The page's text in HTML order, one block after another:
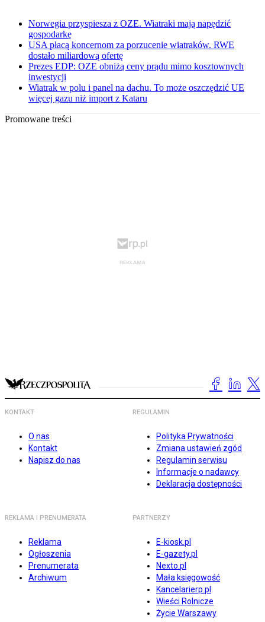
Norwegia przyspiesza z OZE. Wiatraki mają napędzić
gospodarkę
USA płacą koncernom za porzucenie wiatraków. RWE
dostało miliardową ofertę
Prezes EDP: OZE obniżą ceny prądu mimo kosztownych
inwestycji
Wiatrak w polu i panel na dachu. To może oszczędzić UE
więcej gazu niż import z Kataru
Promowane treści
KONTAKT
O nas
Kontakt
Napisz do nas
REGULAMIN
Polityka Prywatności
Zmiana ustawień zgód
Regulamin serwisu
Informacje o nadawcy
Deklaracja dostępności
REKLAMA I PRENUMERATA
Reklama
Ogłoszenia
Prenumerata
Archiwum
PARTNERZY
E-kiosk.pl
E-gazety.pl
Nexto.pl
Mała księgowość
Kancelarierp.pl
Wieści Rolnicze
Życie Warszawy